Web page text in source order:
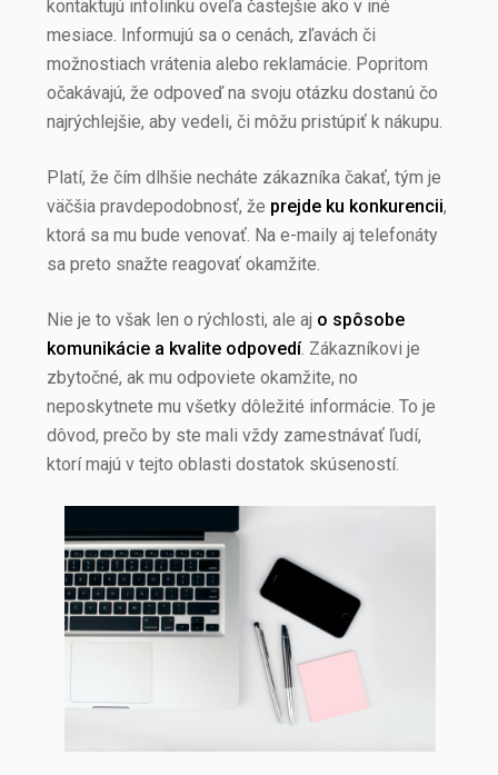
kontaktujú infolinku oveľa častejšie ako v iné
mesiace. Informujú sa o cenách, zľavách či
možnostiach vrátenia alebo reklamácie. Popritom
očakávajú, že odpoveď na svoju otázku dostanú čo
najrýchlejšie, aby vedeli, či môžu pristúpiť k nákupu.
Platí, že čím dlhšie necháte zákazníka čakať, tým je
väčšia pravdepodobnosť, že prejde ku konkurencii,
ktorá sa mu bude venovať. Na e-maily aj telefonáty
sa preto snažte reagovať okamžite.
Nie je to však len o rýchlosti, ale aj o spôsobe
komunikácie a kvalite odpovedí. Zákazníkovi je
zbytočné, ak mu odpoviete okamžite, no
neposkytnete mu všetky dôležité informácie. To je
dôvod, prečo by ste mali vždy zamestnávať ľudí,
ktorí majú v tejto oblasti dostatok skúseností.